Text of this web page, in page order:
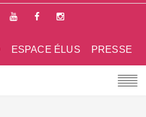
PRESSE
ESPACE ÉLUS